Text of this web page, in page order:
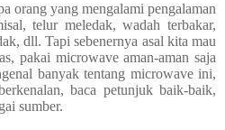
orang yang mengalami pengalaman
telur meledak, wadah terbakar,
dll. Tapi sebenernya asal kita mau
pakai microwave aman-aman saja
banyak tentang microwave ini,
baca petunjuk baik-baik,
sumber.